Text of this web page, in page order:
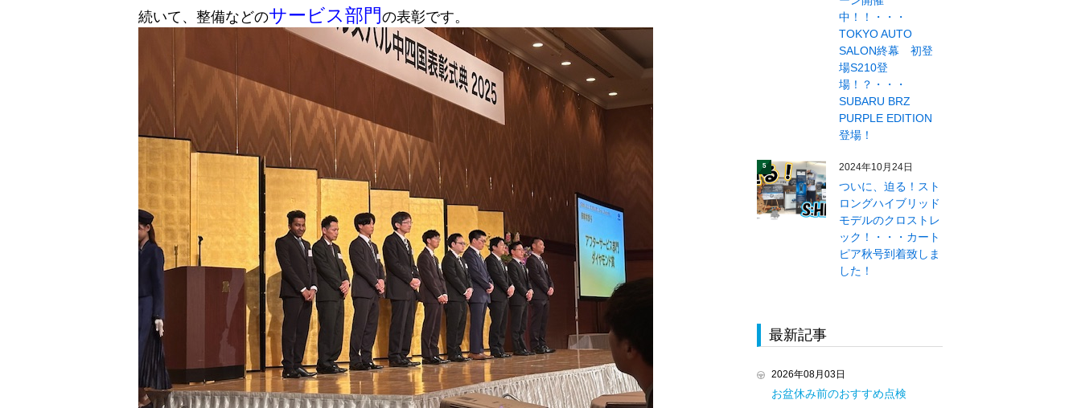
続いて、整備などのサービス部門の表彰です。
中！！・・・
TOKYO AUTO
SALON終幕 初登
場S210登
場！？・・・
SUBARU BRZ
PURPLE EDITION
登場！
5 2024年10月24日
ついに、迫る！スト
ロングハイブリッド
モデルのクロストレ
ック！・・・カート
ピア秋号到着致しま
した！
最新記事
2026年08月03日
お盆休み前のおすすめ点検